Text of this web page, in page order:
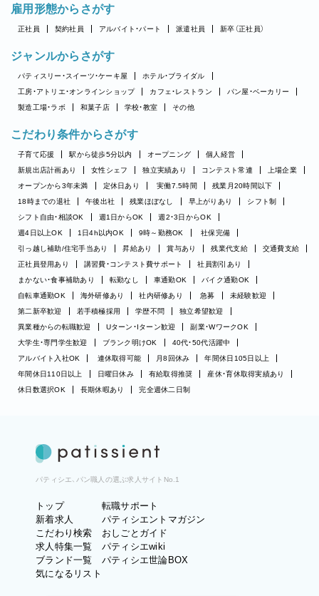
雇用形態からさがす
正社員 契約社員 アルバイト・パート 派遣社員 新卒（正社員）
ジャンルからさがす
パティスリー・スイーツ・ケーキ屋
ホテル・ブライダル
工房・アトリエ・オンラインショップ
カフェ・レストラン
パン屋・ベーカリー
製造工場・ラボ
和菓子店 学校・教室 その他
こだわり条件からさがす
子育て応援 駅から徒歩5分以内 オープニング
個人経営
新規出店計画あり
女性シェフ 独立実績あり コンテスト常連
上場企業
オープンから3年未満
定休日あり 実働7.5時間
残業月20時間以下
18時までの退社
午後出社 残業ほぼなし 早上がりあり
シフト制
シフト自由・相談OK
週1日からOK
週2・3日からOK
週4日以上OK
1日4h以内OK 9時～勤務OK
社保完備
引っ越し補助/住宅手当あり
昇給あり 賞与あり 残業代支給
交通費支給
正社員登用あり
講習費・コンテスト費サポート
社員割引あり
まかない・食事補助あり
転勤なし 車通勤OK
バイク通勤OK
自転車通勤OK
海外研修あり 社内研修あり 急募
未経験歓迎
第二新卒歓迎
若手積極採用 学歴不問
独立希望歓迎
異業種からの転職歓迎
Uターン・Iターン歓迎
副業・WワークOK
大学生・専門学生歓迎
ブランク明けOK
40代・50代活躍中
アルバイト入社OK
連休取得可能 月8回休み
年間休日105日以上
年間休日110日以上
日曜日休み 有給取得推奨
産休・育休取得実績あり
休日数選択OK
長期休暇あり 完全週休二日制
パティシエ、パン職人の選ぶ求人サイトNo.1
トップ
新着求人
こだわり検索
求人特集一覧
ブランド一覧
気になるリスト
転職サポート
パティシエントマガジン
おしごとガイド
パティシエwiki
パティシエ世論BOX